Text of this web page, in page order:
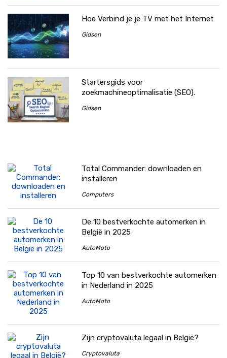
Hoe Verbind je je TV met het Internet
Gidsen
Startersgids voor
zoekmachineoptimalisatie (SEO).
Gidsen
Total Commander: downloaden en
installeren
Computers
De 10 bestverkochte automerken in
België in 2025
AutoMoto
Top 10 van bestverkochte automerken
in Nederland in 2025
AutoMoto
Zijn cryptovaluta legaal in België?
Cryptovaluta